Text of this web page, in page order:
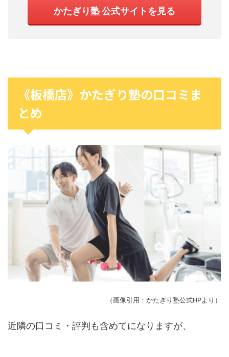
かたぎり塾 公式サイトを見る
《板橋店》かたぎり塾の口コミま
とめ
（画像引用：かたぎり塾公式HPより）
近隣の口コミ・評判も含めてになりますが、